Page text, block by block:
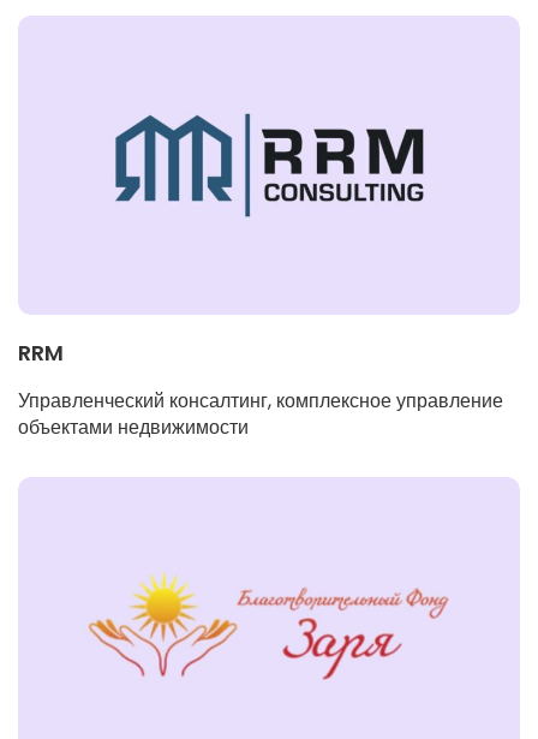
RRM
Управленческий консалтинг, комплексное управление
объектами недвижимости